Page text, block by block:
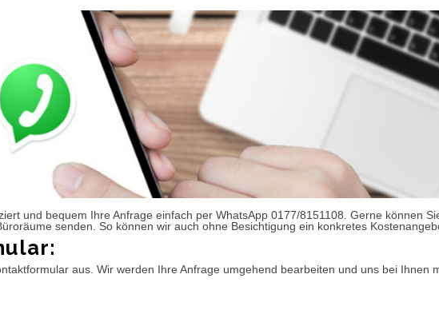
und bequem Ihre Anfrage einfach per WhatsApp 0177/8151108. Gerne können
senden. So können wir auch ohne Besichtigung ein konkretes
aus. Wir werden Ihre Anfrage umgehend bearbeiten und uns bei Ihnen